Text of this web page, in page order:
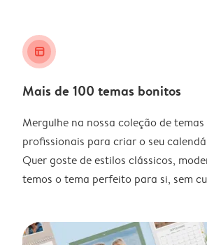
layout_alt
Mais de 100 temas bonitos
Mergulhe na nossa coleção de
profissionais para criar o seu
Quer goste de estilos clássicos,
temos o tema perfeito para si, sem